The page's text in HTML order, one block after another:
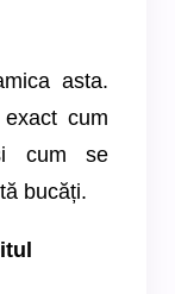
asta.
cum
cum se
bucăți.